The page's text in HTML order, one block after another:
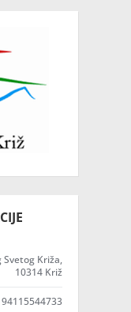
Svetog Križa,
10314 Križ
94115544733